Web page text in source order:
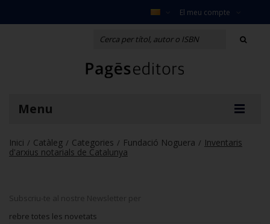
El meu compte
Menu
Inici / Catàleg / Categories / Fundació Noguera / Inventaris
d'arxius notarials de Catalunya
Subscriu-te al nostre Newsletter per
rebre totes les novetats